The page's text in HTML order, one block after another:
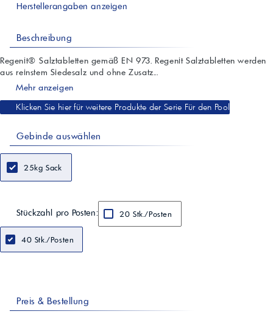
Herstellerangaben anzeigen
Beschreibung
Regenit® Salztabletten gemäß EN 973. Regenit Salztabletten werden
aus reinstem Siedesalz und ohne Zusatz...
Mehr anzeigen
Klicken Sie hier für weitere Produkte der Serie Für den Pool
Gebinde auswählen
25kg Sack
Stückzahl pro Posten: 20 Stk./Posten
40 Stk./Posten
Preis & Bestellung